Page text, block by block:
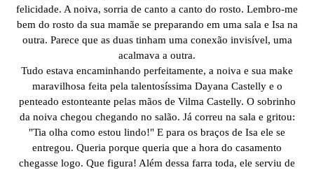
felicidade. A noiva, sorria de canto a canto do rosto. Lembro-me
bem do rosto da sua mamãe se preparando em uma sala e Isa na
outra. Parece que as duas tinham uma conexão invisível, uma
acalmava a outra.
Tudo estava encaminhando perfeitamente, a noiva e sua make
maravilhosa feita pela talentosíssima Dayana Castelly e o
penteado estonteante pelas mãos de Vilma Castelly. O sobrinho
da noiva chegou chegando no salão. Já correu na sala e gritou:
"Tia olha como estou lindo!" E para os braços de Isa ele se
entregou. Queria porque queria que a hora do casamento
chegasse logo. Que figura! Além dessa farra toda, ele serviu de